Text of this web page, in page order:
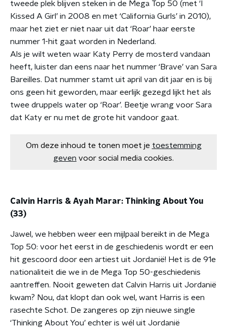
tweede plek blijven steken in de Mega Top 50 (met ‘I
Kissed A Girl’ in 2008 en met ‘California Gurls’ in 2010),
maar het ziet er niet naar uit dat ‘Roar’ haar eerste
nummer 1-hit gaat worden in Nederland.
Als je wilt weten waar Katy Perry de mosterd vandaan
heeft, luister dan eens naar het nummer ‘Brave’ van Sara
Bareilles. Dat nummer stamt uit april van dit jaar en is bij
ons geen hit geworden, maar eerlijk gezegd lijkt het als
twee druppels water op ‘Roar’. Beetje wrang voor Sara
dat Katy er nu met de grote hit vandoor gaat.
Om deze inhoud te tonen moet je toestemming
geven voor social media cookies.
Calvin Harris & Ayah Marar: Thinking About You
(33)
Jawel, we hebben weer een mijlpaal bereikt in de Mega
Top 50: voor het eerst in de geschiedenis wordt er een
hit gescoord door een artiest uit Jordanië! Het is de 91e
nationaliteit die we in de Mega Top 50-geschiedenis
aantreffen. Nooit geweten dat Calvin Harris uit Jordanië
kwam? Nou, dat klopt dan ook wel, want Harris is een
rasechte Schot. De zangeres op zijn nieuwe single
‘Thinking About You’ echter is wél uit Jordanië